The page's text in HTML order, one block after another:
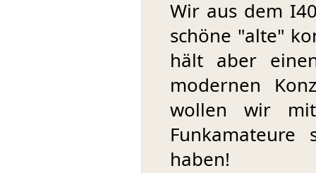
Wir aus dem
schöne "alte"
hält aber
modernen
wollen wir
haben!